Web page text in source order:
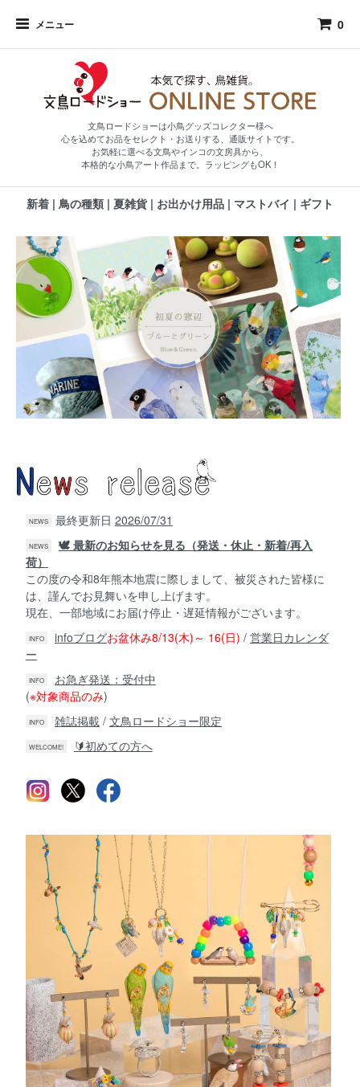
メニュー 0
文鳥ロードショーは小鳥グッズコレクター様へ
心を込めてお品をセレクト・お送りする、通販サイトです。
お気軽に選べる文鳥やインコの文房具から、
本格的な小鳥アート作品まで。ラッピングもOK！
新着 | 鳥の種類 | 夏雑貨 | お出かけ用品 | マストバイ | ギフト
NEWS 最終更新日 2026/07/31
NEWS
🕊️ 最新のお知らせを見る（発送・休止・新着/再入
荷）
この度の令和8年熊本地震に際しまして、 被災された皆様に
は、謹んでお見舞いを申し上げます。
現在、一部地域にお届け停止・遅延情報がございます。
INFO infoブログお盆休み8/13(木)～ 16(日) / 営業日カレンダ
ー
INFO
お急ぎ発送：受付中
(※対象商品のみ)
INFO 雑誌掲載/ 文鳥ロードショー限定
WELCOME! 🔰初めての方へ